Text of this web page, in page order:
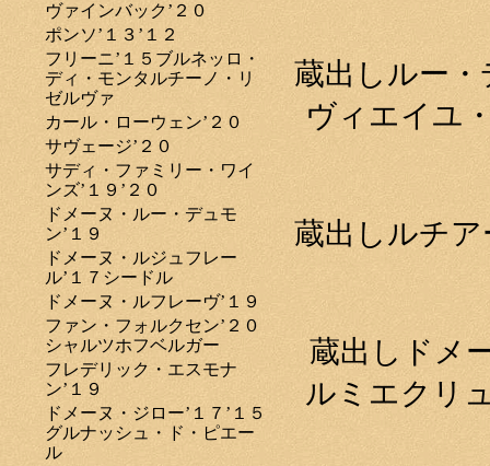
ヴァインバック’２０
ポンソ’１３’１２
フリーニ’１５ブルネッロ・
ディ・モンタルチーノ・リ
ゼルヴァ
カール・ローウェン’２０
サヴェージ’２０
サディ・ファミリー・ワイ
ンズ’１９’２０
ドメーヌ・ルー・デュモ
ン’１９
ドメーヌ・ルジュフレー
ル’１７シードル
ドメーヌ・ルフレーヴ’１９
ファン・フォルクセン’２０
シャルツホフベルガー
フレデリック・エスモナ
ン’１９
ドメーヌ・ジロー’１７’１５
グルナッシュ・ド・ピエー
ル
蔵出しルー
ヴィエイユ
蔵出しルチ
蔵出しドメ
ルミエクリ